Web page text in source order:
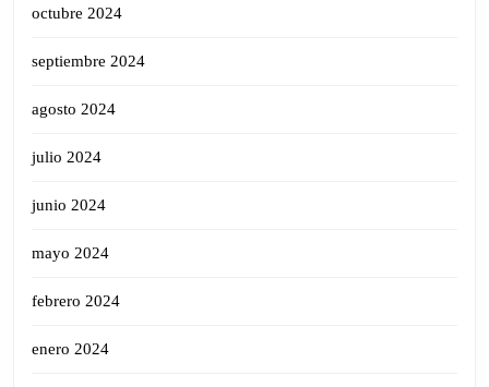
octubre 2024
septiembre 2024
agosto 2024
julio 2024
junio 2024
mayo 2024
febrero 2024
enero 2024